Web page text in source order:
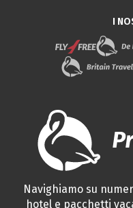
Navighiamo su
hotel e pacchetti
I